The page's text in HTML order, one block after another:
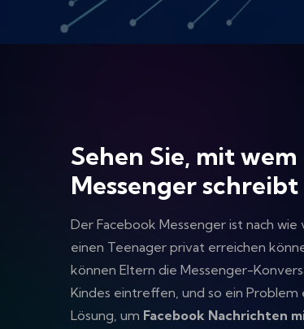
Sehen Sie, mit
Messenger schreibt
Der Facebook Messenger ist nach
einen Teenager privat erreichen
können Eltern die Messenger-
Kindes eintreffen, und so ein
Lösung, um Facebook Nachrichten